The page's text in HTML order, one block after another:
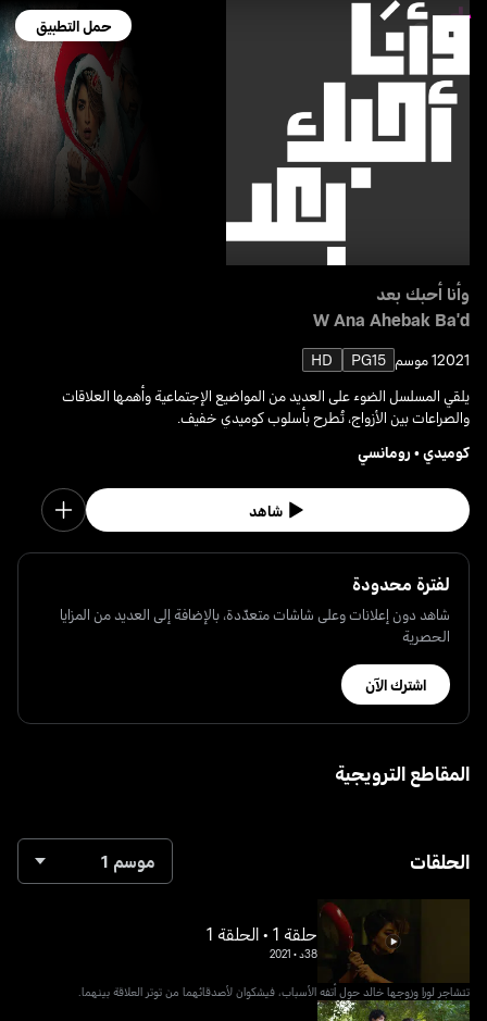
حمل التطبيق
وأنا أحبك بعد
W Ana Ahebak Ba'd
20211 موسم PG15
HD
يلقي المسلسل الضوء على العديد من المواضيع الإجتماعية وأهمها العلاقات
والصراعات بين الأزواج، تُطرح بأسلوب كوميدي خفيف.
كوميدي•رومانسي
شاهد
لفترة محدودة
شاهد دون إعلانات وعلى شاشات متعدّدة، بالإضافة إلى العديد من المزايا
الحصرية
اشترك الآن
المقاطع الترويجية
الحلقات موسم 1
حلقة 1 • الحلقة 1
38د •
2021
تتشاجر لورا وزوجها خالد حول أتفه الأسباب، فيشكوان لأصدقائهما من توتر العلاقة بينهما.